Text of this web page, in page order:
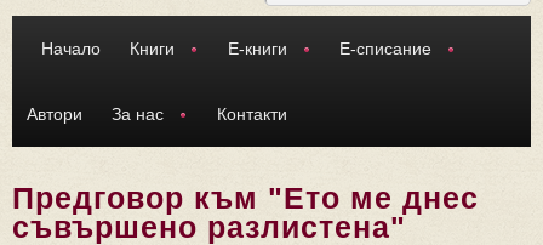
Начало Книги Е-книги Е-списание
Автори За нас Контакти
Предговор към "Ето ме днес
съвършено разлистена"